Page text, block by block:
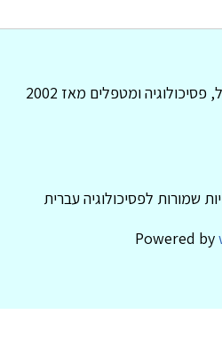
ומטפלים מאז 2002
Powered by